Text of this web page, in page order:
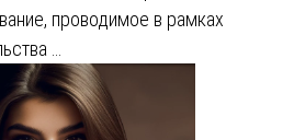
проводимое в рамках
…